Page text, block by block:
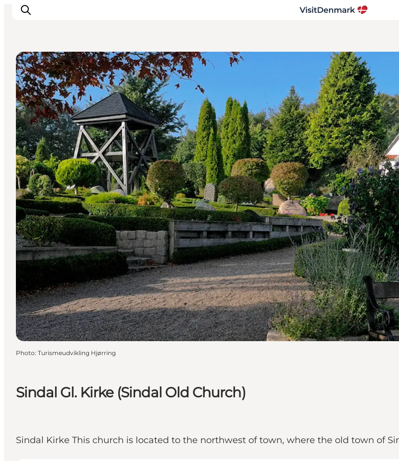
Inspirations
Destinations
Quoi faire
Hébergements
Planifiez votre voyage
Sindal Gl. Kirke (Sindal Old Church)
Sindal Kirke This church is located to the northwest of town, where the old town of
Churches and Abbeys
Photo: Turismeudvikling Hjørring